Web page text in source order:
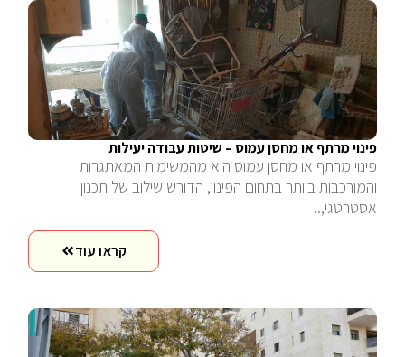
פינוי מרתף או מחסן עמוס – שיטות עבודה יעילות
פינוי מרתף או מחסן עמוס הוא מהמשימות המאתגרות
והמורכבות ביותר בתחום הפינוי, הדורש שילוב של תכנון
אסטרטגי,..
קראו עוד